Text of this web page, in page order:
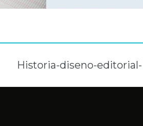
Historia-diseno-